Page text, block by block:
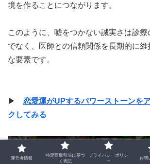
境を作ることにつながります。
このように、嘘をつかない誠実さは診
でなく、医師との信頼関係を長期的に維
な要素です。
▶ 恋愛運がUPするパワーストーンを
クしてみる
運営者情報
特定商取引法に基づ
く表記
プライバシーポリシ
ー
お問